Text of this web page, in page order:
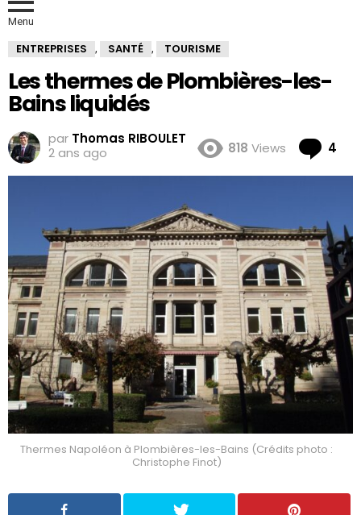
Menu
ENTREPRISES , SANTÉ , TOURISME
Les thermes de Plombières-les-
Bains liquidés
par Thomas RIBOULET
2 ans ago
818 Views 4
Thermes Napoléon à Plombières-les-Bains (Crédits photo :
Christophe Finot)